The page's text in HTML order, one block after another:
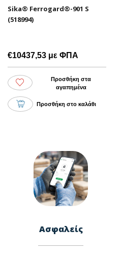
Sika® Ferrogard®-901 S
(518994)
€10437,53 με ΦΠΑ
Προσθήκη στα
αγαπημένα
Προσθήκη στο καλάθι
Ασφαλείς